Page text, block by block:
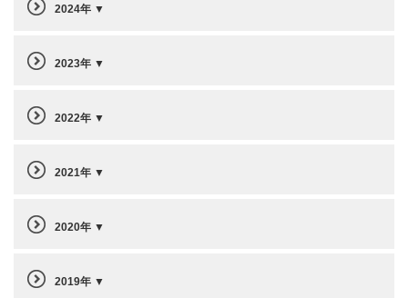
2024年
2023年
2022年
2021年
2020年
2019年